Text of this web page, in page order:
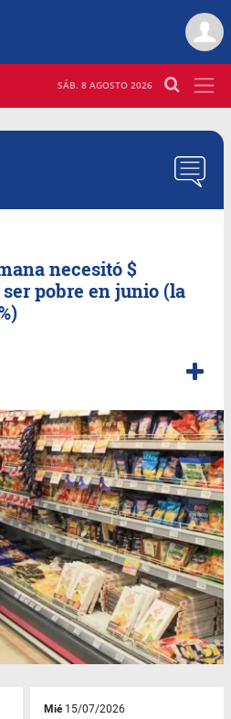
SÁB. 8 AGOSTO 2026
necesitó $
ser pobre en junio (la
Mié15/07/2026